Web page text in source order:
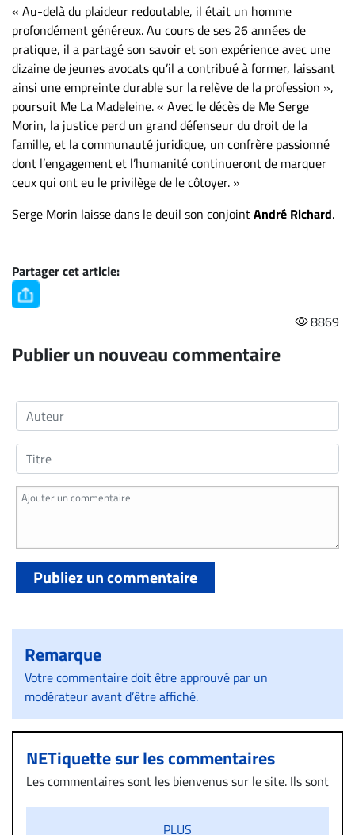
« Au-delà du plaideur redoutable, il était un homme
profondément généreux. Au cours de ses 26 années de
pratique, il a partagé son savoir et son expérience avec une
dizaine de jeunes avocats qu’il a contribué à former, laissant
ainsi une empreinte durable sur la relève de la profession »,
poursuit Me La Madeleine. « Avec le décès de Me Serge
Morin, la justice perd un grand défenseur du droit de la
famille, et la communauté juridique, un confrère passionné
dont l’engagement et l’humanité continueront de marquer
ceux qui ont eu le privilège de le côtoyer. »
Serge Morin laisse dans le deuil son conjointAndré Richard.
Partager cet article:
8869
Publier un nouveau commentaire
Publiez un commentaire
Remarque
Votre commentaire doit être approuvé par un
modérateur avant d’être affiché.
NETiquette sur les commentaires
Les commentaires sont les bienvenus sur le site. Ils sont
PLUS